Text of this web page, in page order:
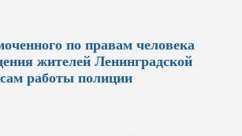
по правам человека
жителей Ленинградской
работы полиции